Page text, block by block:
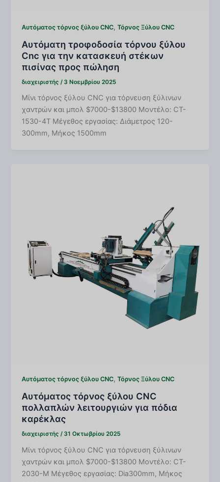
Αυτόματος τόρνος ξύλου CNC,Τόρνος Ξύλου CNC
Αυτόματη τροφοδοσία τόρνου ξύλου
Cnc για την κατασκευή στέκων
πισίνας προς πώληση
διαχειριστής / 3 Νοεμβρίου 2025
Μίνι τόρνος ξύλου CNC για τόρνευση ξύλινων
χαντρών και μπολ $7000-$13800 Μοντέλο: CT-
1530-4T Μέγεθος εργασίας: Διάμετρος 120-
300mm, Μήκος 1500mm
Αυτόματος τόρνος ξύλου CNC,Τόρνος Ξύλου CNC
Αυτόματος τόρνος ξύλου CNC
πολλαπλών λειτουργιών για πόδια
καρέκλας
διαχειριστής/ 31 Οκτωβρίου 2025
Μίνι τόρνος ξύλου CNC για τόρνευση ξύλινων
χαντρών και μπολ $7000-$13800 Μοντέλο: CT-
2030-M Μέγεθος εργασίας: Dia300mm, Μήκος